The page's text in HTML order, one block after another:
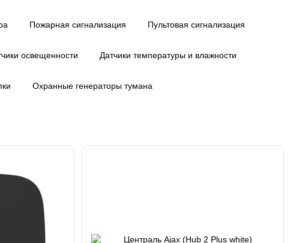
Пожарная сигнализация Пультовая сигнализация
освещенности Датчики температуры и влажности
Охранные генераторы тумана